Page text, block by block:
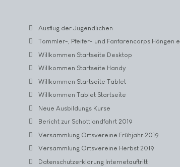
Ausflug der Jugendlichen
Tommler-, Pfeifer- und Fanfarencorps Höngen
Willkommen Startseite Desktop
Willkommen Startseite Handy
Willkommen Startseite Tablet
Willkommen Tablet Startseite
Neue Ausbildungs Kurse
Bericht zur Schottlandfahrt 2019
Versammlung Ortsvereine Frühjahr 2019
Versammlung Ortsvereine Herbst 2019
Datenschutzerklärung Internetauftritt